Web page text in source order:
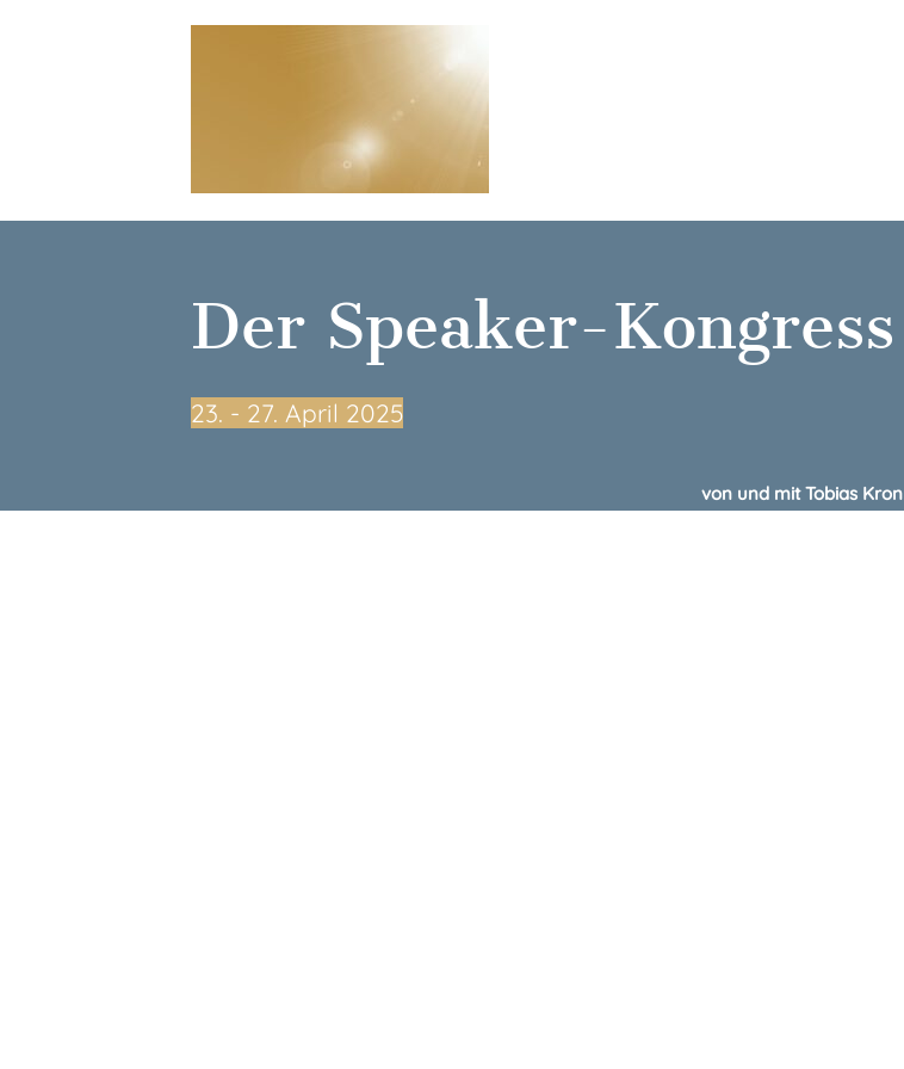
Der Speaker-Kongress
23.⁠ ⁠- 27. April 2025
von und mit Tobias Kron